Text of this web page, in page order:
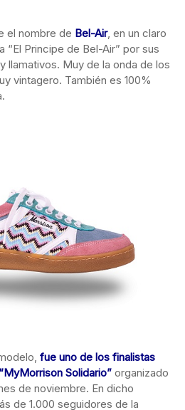
el nombre de Bel-Air, en un claro
“El Principe de Bel-Air” por sus
llamativos. Muy de la onda de los
vintagero. También es 100%
fue uno de los finalistas
Solidario” organizado
de noviembre. En dicho
de 1.000 seguidores de la